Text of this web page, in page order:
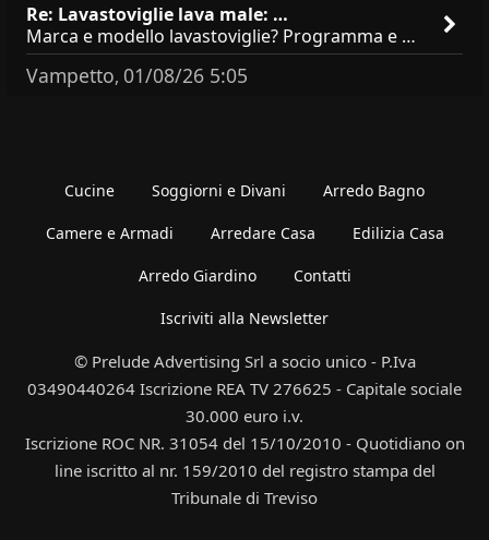
Re: Lavastoviglie lava male: …
Marca e modello lavastoviglie? Programma e Deterisvo utilizzato ? Decalcificatore è regolato in in base alla durezza
Vampetto, 01/08/26 5:05
Cucine Soggiorni e Divani Arredo Bagno
Camere e Armadi Arredare Casa Edilizia Casa
Arredo Giardino Contatti
Iscriviti alla Newsletter
© Prelude Advertising Srl a socio unico - P.Iva
03490440264 Iscrizione REA TV 276625 - Capitale sociale
30.000 euro i.v.
Iscrizione ROC NR. 31054 del 15/10/2010 - Quotidiano on
line iscritto al nr. 159/2010 del registro stampa del
Tribunale di Treviso